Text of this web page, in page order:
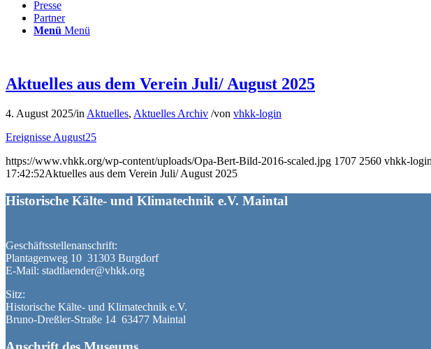
Presse
Partner
Menü Menü
Aktuelles aus dem Verein Juli/ August 2025
4. August 2025/in Aktuelles, Aktuelles Archiv /von vhkk-login
Ereignisse August25
https://www.vhkk.org/wp-content/uploads/Opa-Bert-Bild-2016-scaled.jpg 1707 2560 vhkk-login
17:42:52Aktuelles aus dem Verein Juli/ August 2025
Historische Kälte- und Klimatechnik e.V. Maintal
Geschäftsstellenanschrift:
Plantagenweg 10 31303 Burgdorf
E-Mail: stadtlaender@vhkk.org
Sitz:
Historische Kälte- und Klimatechnik e.V.
Bruno-Dreßler-Straße 14 63477 Maintal